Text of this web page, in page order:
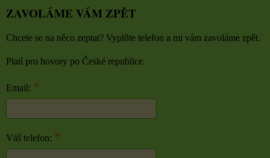
ZAVOLÁME VÁM ZPĚT
Chcete se na něco zeptat? Vyplňte telefon a mi vám zavoláme zpět.
Platí pro hovory po České republice.
Email: *
Váš telefon: *